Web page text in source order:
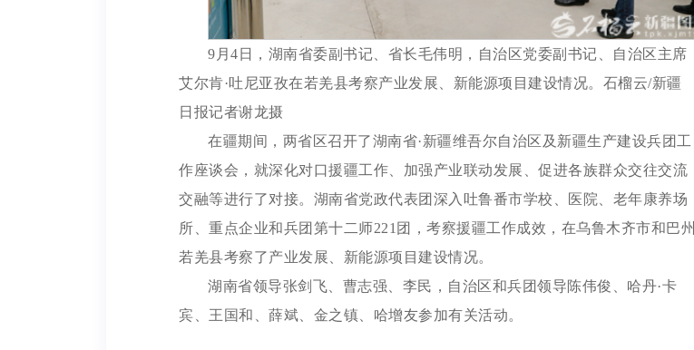
9月4日，湖南省委副书记、省长毛伟明，自治区党委副书记、自治区主席
艾尔肯·吐尼亚孜在若羌县考察产业发展、新能源项目建设情况。石榴云/新疆
日报记者谢龙摄
在疆期间，两省区召开了湖南省·新疆维吾尔自治区及新疆生产建设兵团工
作座谈会，就深化对口援疆工作、加强产业联动发展、促进各族群众交往交流
交融等进行了对接。湖南省党政代表团深入吐鲁番市学校、医院、老年康养场
所、重点企业和兵团第十二师221团，考察援疆工作成效，在乌鲁木齐市和巴州
若羌县考察了产业发展、新能源项目建设情况。
湖南省领导张剑飞、曹志强、李民，自治区和兵团领导陈伟俊、哈丹·卡
宾、王国和、薛斌、金之镇、哈增友参加有关活动。